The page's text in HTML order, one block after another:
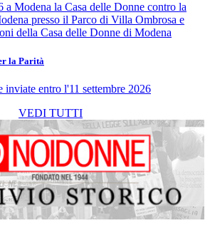
a Modena la Casa delle Donne contro la
presso il Parco di Villa Ombrosa e
della Casa delle Donne di Modena
la Parità
inviate entro l'11 settembre 2026
VEDI TUTTI